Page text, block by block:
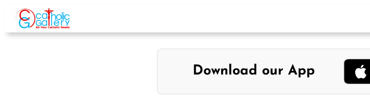
Skip
content
Download our App